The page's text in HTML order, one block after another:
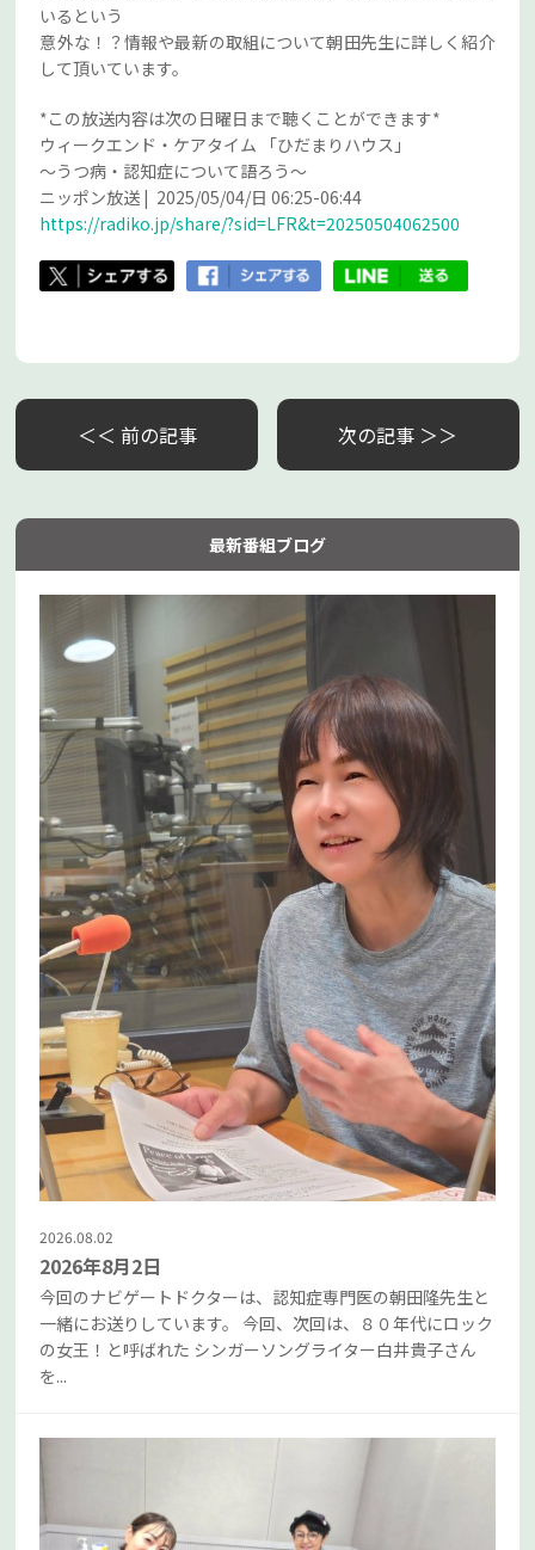
いるという
意外な！？情報や最新の取組について朝田先生に詳しく紹介
して頂いています。
*この放送内容は次の日曜日まで聴くことができます*
ウィークエンド・ケアタイム 「ひだまりハウス」
～うつ病・認知症について語ろう～
ニッポン放送 | 2025/05/04/日 06:25-06:44
https://radiko.jp/share/?sid=LFR&t=20250504062500
＜＜ 前の記事 次の記事 ＞＞
最新番組ブログ
2026.08.02
2026年8月2日
今回のナビゲートドクターは、認知症専門医の朝田隆先生と
一緒にお送りしています。 今回、次回は、８０年代にロック
の女王！と呼ばれた シンガーソングライター白井貴子さん
を...